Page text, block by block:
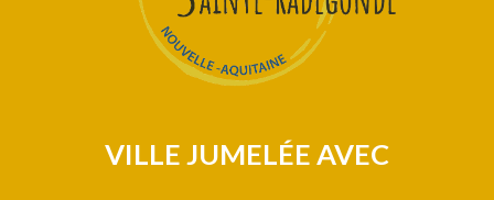
VILLE JUMELÉE AVEC